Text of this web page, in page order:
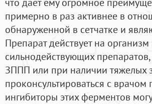
примерно в раз активнее в
обнаруженной в сетчатке и
Препарат действует на
сильнодействующих
ЗППП или при наличии тяжелых
проконсультироваться с
ингибиторы этих ферментов